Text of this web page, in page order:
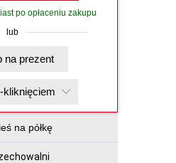
po opłaceniu zakupu
lub
Kup na prezent
kliknięciem
na półkę